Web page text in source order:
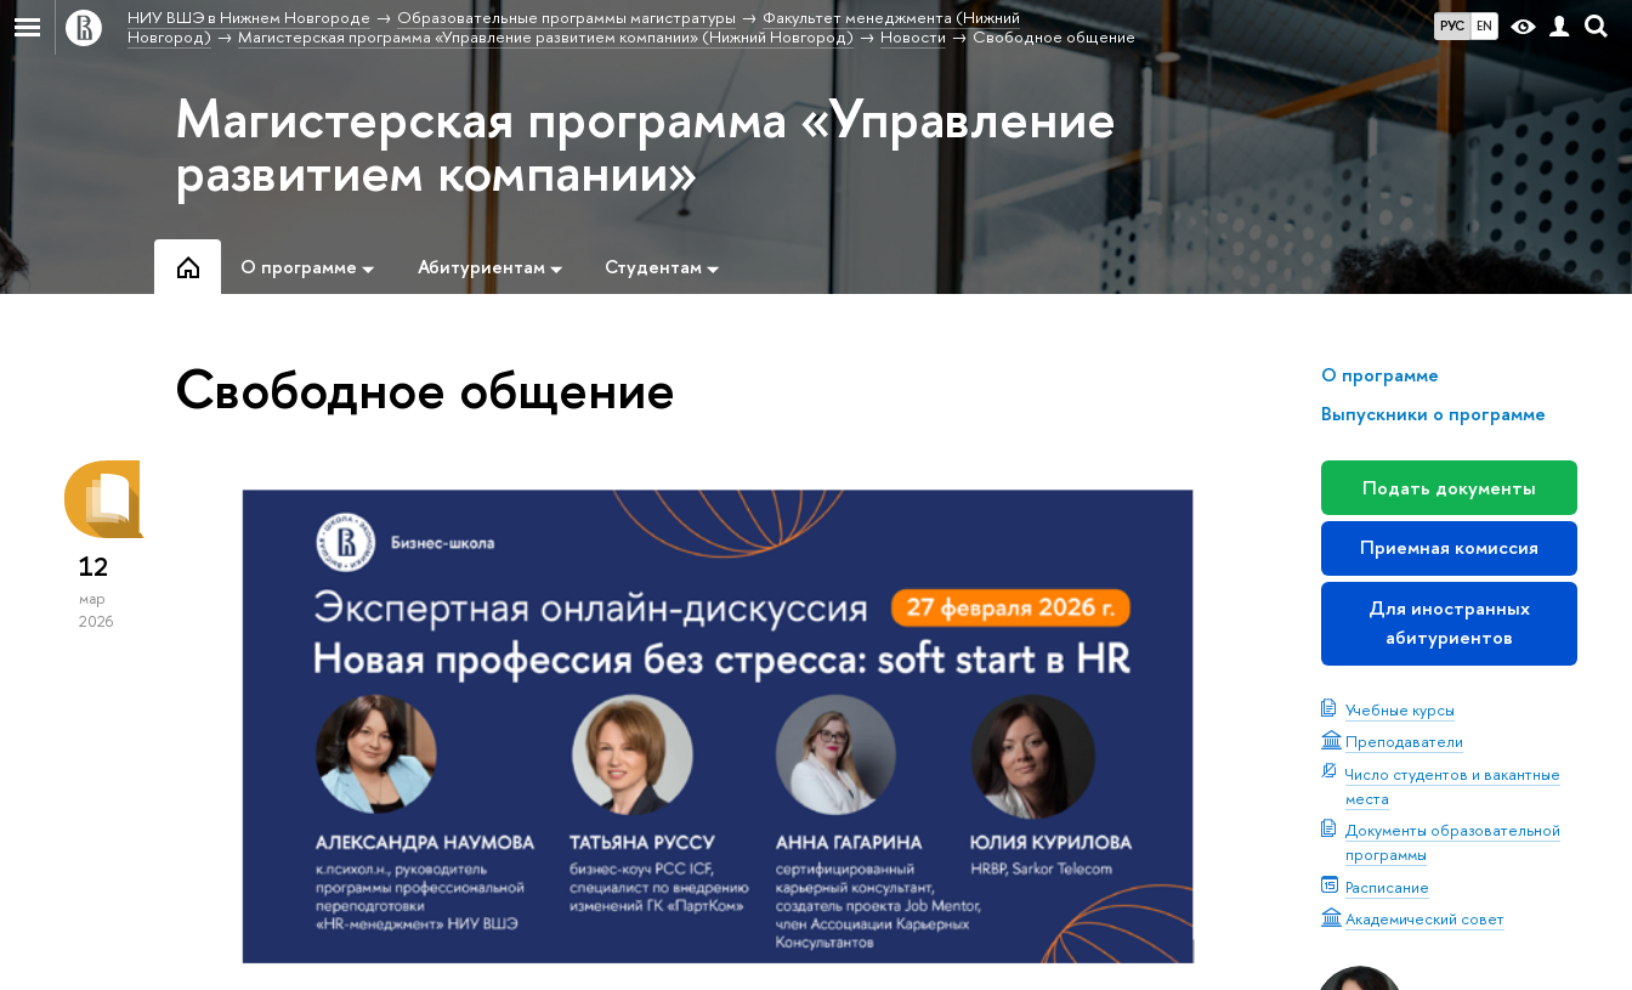
РУС EN
НИУ ВШЭ в Нижнем Новгороде Образовательные программы магистратуры
Факультет менеджмента (Нижний
Новгород)
Магистерская программа «Управление развитием компании» (Нижний Новгород) Новости Свободное общение
Магистерская программа «Управление
развитием компании»
О программе Абитуриентам Студентам
О программе
Выпускники о программе
Подать документы
Приемная комиссия
Для иностранных
абитуриентов
Учебные курсы
Преподаватели
Число студентов и вакантные
места
Документы образовательной
программы
Расписание
Академический совет
Свободное общение
12
мар
2026